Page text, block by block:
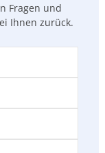
Fragen und
Ihnen zurück.